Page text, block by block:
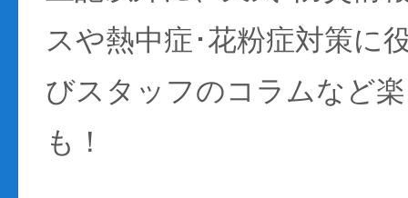
スや熱中症･花粉症対策に
びスタッフのコラムなど
も！